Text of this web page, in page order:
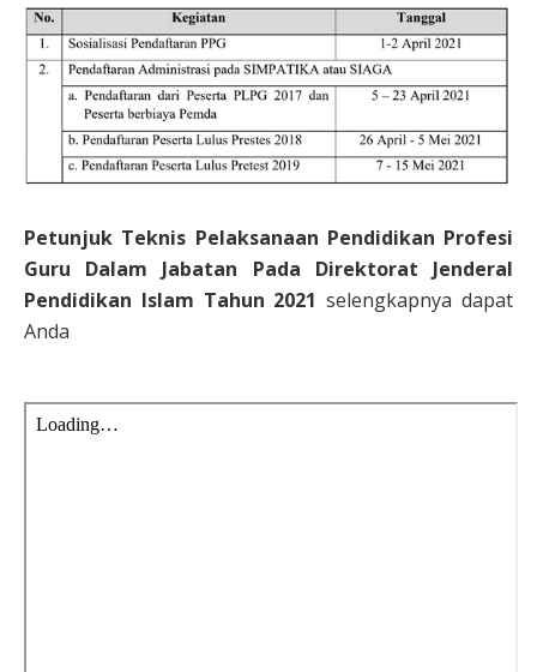
Petunjuk Teknis Pelaksanaan Pendidikan Profesi
Guru Dalam Jabatan Pada Direktorat Jenderal
Pendidikan Islam Tahun 2021selengkapnya dapat
Anda